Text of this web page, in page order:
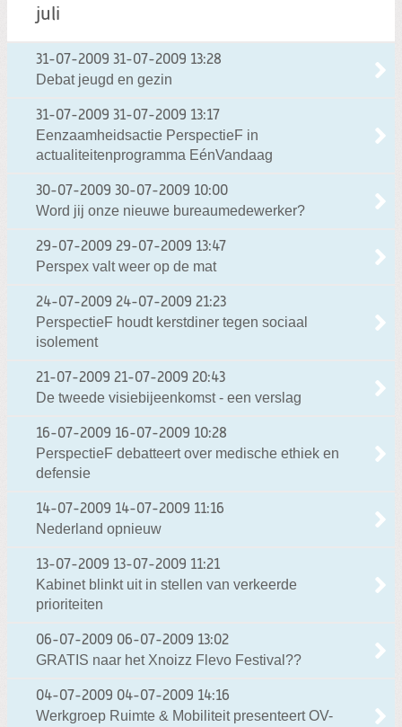
juli
31-07-2009 31-07-2009 13:28
Debat jeugd en gezin
31-07-2009 31-07-2009 13:17
Eenzaamheidsactie PerspectieF in
actualiteitenprogramma EénVandaag
30-07-2009 30-07-2009 10:00
Word jij onze nieuwe bureaumedewerker?
29-07-2009 29-07-2009 13:47
Perspex valt weer op de mat
24-07-2009 24-07-2009 21:23
PerspectieF houdt kerstdiner tegen sociaal
isolement
21-07-2009 21-07-2009 20:43
De tweede visiebijeenkomst - een verslag
16-07-2009 16-07-2009 10:28
PerspectieF debatteert over medische ethiek en
defensie
14-07-2009 14-07-2009 11:16
Nederland opnieuw
13-07-2009 13-07-2009 11:21
Kabinet blinkt uit in stellen van verkeerde
prioriteiten
06-07-2009 06-07-2009 13:02
GRATIS naar het Xnoizz Flevo Festival??
04-07-2009 04-07-2009 14:16
Werkgroep Ruimte & Mobiliteit presenteert OV-